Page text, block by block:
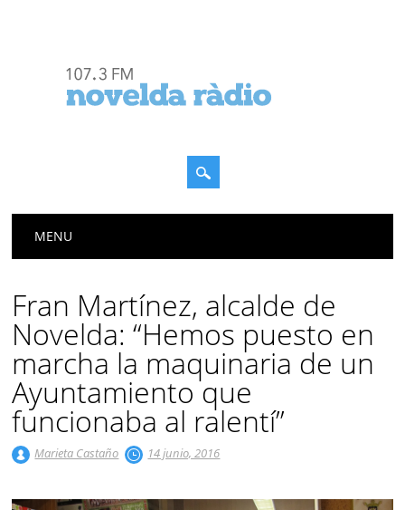
Menú principal
MENU
Fran Martínez, alcalde de
Novelda: “Hemos puesto en
marcha la maquinaria de un
Ayuntamiento que
funcionaba al ralentí”
Marieta Castaño 14 junio, 2016